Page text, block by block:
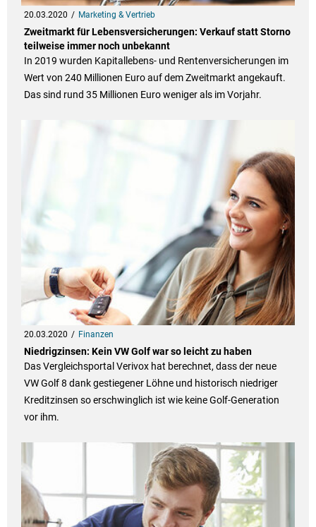
20.03.2020 Marketing & Vertrieb
Zweitmarkt für Lebensversicherungen: Verkauf statt Storno
teilweise immer noch unbekannt
In 2019 wurden Kapitallebens- und Rentenversicherungen im
Wert von 240 Millionen Euro auf dem Zweitmarkt angekauft.
Das sind rund 35 Millionen Euro weniger als im Vorjahr.
20.03.2020 Finanzen
Niedrigzinsen: Kein VW Golf war so leicht zu haben
Das Vergleichsportal Verivox hat berechnet, dass der neue
VW Golf 8 dank gestiegener Löhne und historisch niedriger
Kreditzinsen so erschwinglich ist wie keine Golf-Generation
vor ihm.